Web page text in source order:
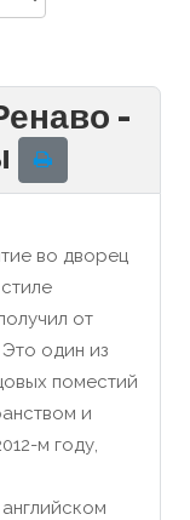
-
во дворец
от
один из
поместий
и
м году,